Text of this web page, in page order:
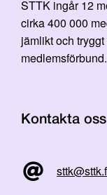
STTK ingår 12
cirka 400 000
jämlikt och
Kontakta oss